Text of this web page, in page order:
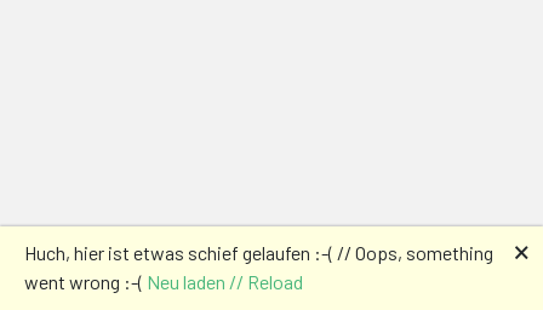
Huch, hier ist etwas schief gelaufen :-( // Oops, something
went wrong :-( Neu laden // Reload
🗙